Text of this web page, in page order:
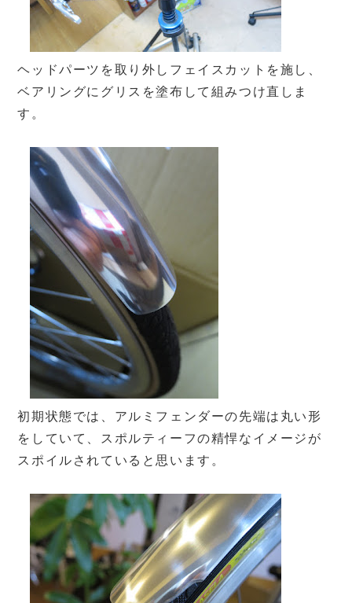
ヘッドパーツを取り外しフェイスカットを施し、
ベアリングにグリスを塗布して組みつけ直しま
す。
初期状態では、アルミフェンダーの先端は丸い形
をしていて、スポルティーフの精悍なイメージが
スポイルされていると思います。